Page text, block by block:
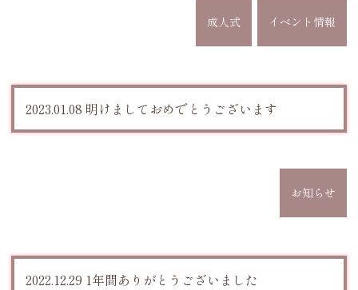
成人式 イベント情報
2023.01.08 明けましておめでとうございます
お知らせ
2022.12.29 1年間ありがとうございました